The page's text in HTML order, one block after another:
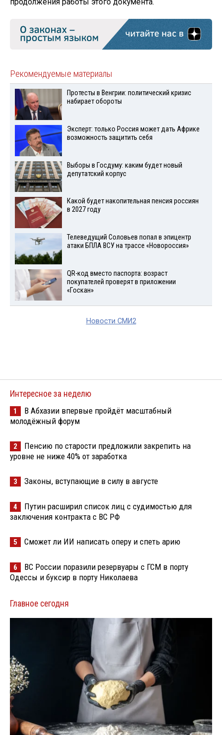
Рекомендуемые материалы
Протесты в Венгрии: политический кризис
набирает обороты
Эксперт: только Россия может дать Африке
возможность защитить себя
Выборы в Госдуму: каким будет новый
депутатский корпус
Какой будет накопительная пенсия россиян
в 2027 году
Телеведущий Соловьев попал в эпицентр
атаки БПЛА ВСУ на трассе «Новороссия»
QR-код вместо паспорта: возраст
покупателей проверят в приложении
«Госкан»
Новости СМИ2
Интересное за неделю
1
В Абхазии впервые пройдёт масштабный
молодёжный форум
2
Пенсию по старости предложили закрепить на
уровне не ниже 40% от заработка
3 Законы, вступающие в силу в августе
4
Путин расширил список лиц с судимостью для
заключения контракта с ВС РФ
5 Сможет ли ИИ написать оперу и спеть арию
6
ВС России поразили резервуары с ГСМ в порту
Одессы и буксир в порту Николаева
Главное сегодня